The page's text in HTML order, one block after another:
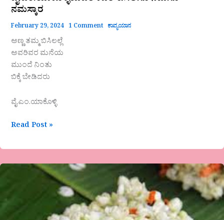
ನಮಸ್ಕಾರ
February 29, 2024 1 Comment ಕಾವ್ಯಯಾನ
ಅಣ್ಣ ತಮ್ಮ ಬಿಸಿಲಲ್ಲೆ
ಅವರಿವರ ಮನೆಯ
ಮುಂದೆ ನಿಂತು
ಬಿಕ್ಕೆ ಬೇಡಿದರು
ವೈ.ಎಂ.ಯಾಕೊಳ್ಳಿ
Read Post »
ಇಂದಿರಾ
ಮೋಟೆಬೆನ್ನೂರ